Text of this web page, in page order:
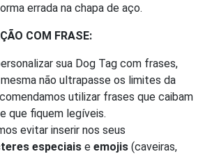
errada na chapa de aço.
COM FRASE:
sua Dog Tag com frases,
não ultrapasse os limites da
utilizar frases que caibam
que fiquem legíveis.
evitar inserir nos seus
especiais e emojis (caveiras,